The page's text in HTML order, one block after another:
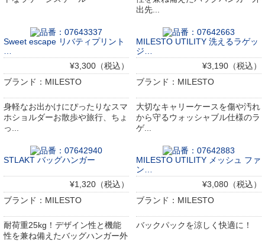
出先...
Sweet escape リバティプリント
¥3,300（税込）
ブランド：MILESTO
身軽なお出かけにぴったりなスマ
ホショルダーお散歩や旅行、ちょ
っ...
MILESTO UTILITY 洗えるラゲッ
ジ…
¥3,190（税込）
ブランド：MILESTO
大切なキャリーケースを傷や汚れ
から守るウォッシャブル仕様のラ
ゲ...
STLAKT バッグハンガー
¥1,320（税込）
ブランド：MILESTO
耐荷重25kg！デザイン性と機能
性を兼ね備えたバッグハンガー外
MILESTO UTILITY メッシュ ファ
ン…
¥3,080（税込）
ブランド：MILESTO
バックパックを涼しく快適に！